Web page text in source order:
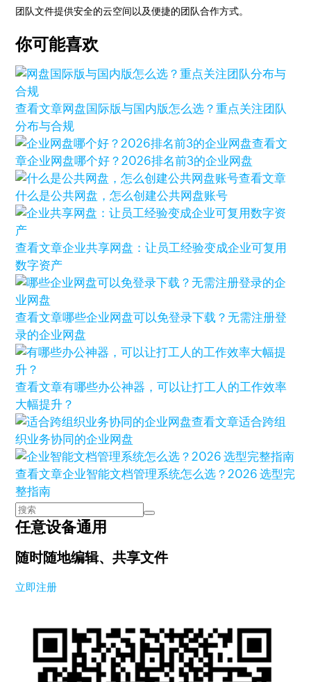
团队文件提供安全的云空间以及便捷的团队合作方式。
你可能喜欢
查看文章网盘国际版与国内版怎么选？重点关注团队
分布与合规
查看文
章企业网盘哪个好？2026排名前3的企业网盘
查看文章
什么是公共网盘，怎么创建公共网盘账号
查看文章企业共享网盘：让员工经验变成企业可复用
数字资产
查看文章哪些企业网盘可以免登录下载？无需注册登
录的企业网盘
查看文章有哪些办公神器，可以让打工人的工作效率
大幅提升？
查看文章适合跨组
织业务协同的企业网盘
查看文章企业智能文档管理系统怎么选？2026 选型完
整指南
任意设备通用
随时随地编辑、共享文件
立即注册